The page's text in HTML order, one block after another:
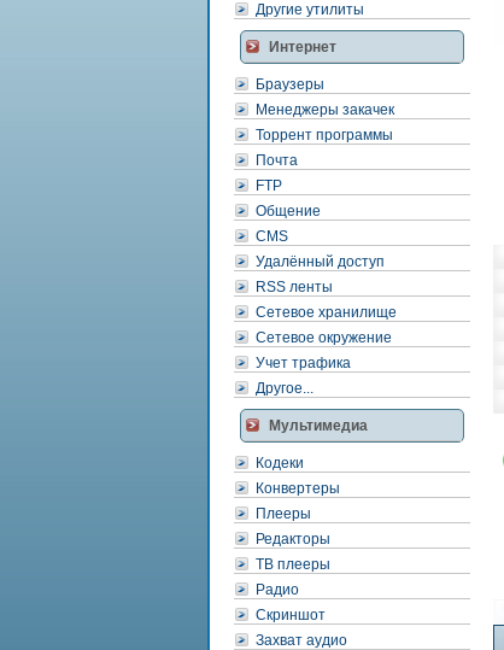
Другие утилиты
Интернет
Браузеры
Менеджеры закачек
Торрент программы
Почта
FTP
Общение
CMS
Удалённый доступ
RSS ленты
Сетевое хранилище
Сетевое окружение
Учет трафика
Другое...
Мультимедиа
Кодеки
Конвертеры
Плееры
Редакторы
ТВ плееры
Радио
Скриншот
Захват аудио